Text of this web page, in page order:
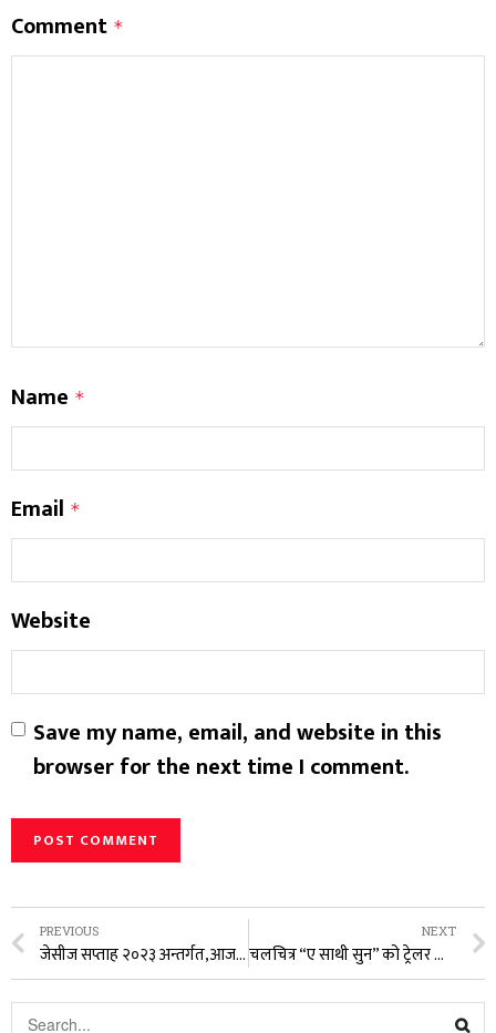
Comment *
Name *
Email *
Website
Save my name, email, and website in this
browser for the next time I comment.
PREVIOUS
जेसीज सप्ताह २०२३ अन्तर्गत,आज छैठौं दिन नि:शुल्क स्वास्थ्य शिविर,३०० बढी लाभान्वित
NEXT
चलचित्र “ए साथी सुन” को ट्रेलर सार्वजनिक